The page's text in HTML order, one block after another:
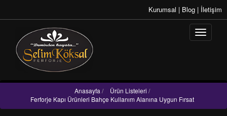
Kurumsal | Blog | İletişim
Anasayfa / Ürün Listeleri /
Ferforje Kapı Ürünleri Bahçe Kullanım Alanına Uygun Fırsat